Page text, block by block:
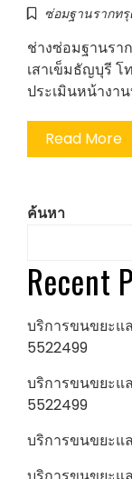
ซ่อมฐานรากท
ช่างซ่อมฐานรา
เสาเข็มธัญบุรี
ประเมินหน้างา
Read More
ค้นหา
Recent
บริการขนขยะแ
5522499
บริการขนขยะแ
5522499
บริการขนขยะแ